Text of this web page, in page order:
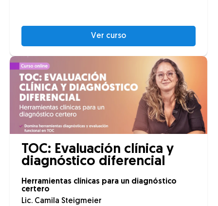
Ver curso
TOC: Evaluación clínica y
diagnóstico diferencial
Herramientas clínicas para un diagnóstico
certero
Lic. Camila Steigmeier